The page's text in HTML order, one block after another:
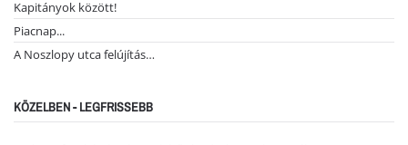
Kapitányok között!
Piacnap...
A Noszlopy utca felújítás…
KÖZELBEN - LEGFRISSEBB